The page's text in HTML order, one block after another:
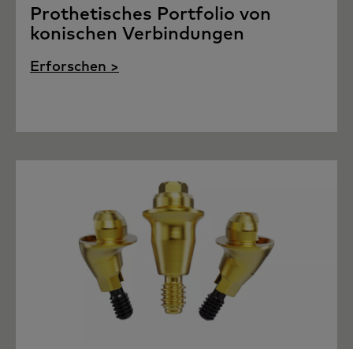
Prothetisches Portfolio von
konischen Verbindungen
Erforschen >